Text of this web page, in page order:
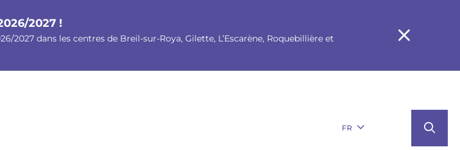
2027 !
2027 dans les centres de Breil-sur-Roya, Gilette, L’Escarène, Roquebillière et
FR